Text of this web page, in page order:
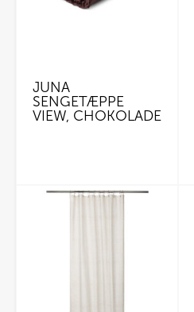
JUNA
SENGETÆPPE
VIEW, CHOKOLADE